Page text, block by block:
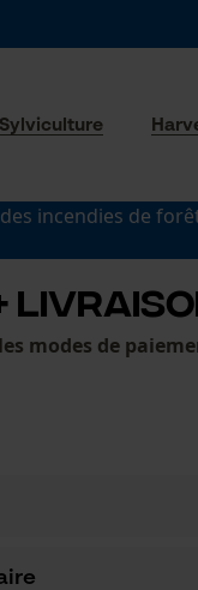
Sylviculture
incendies de
modes de